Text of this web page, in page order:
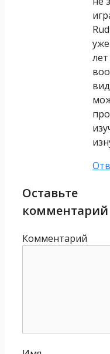
Оставьте
комментарий
Комментарий